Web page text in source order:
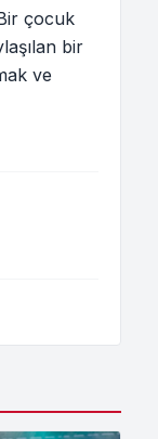
çocuk
bir
ve